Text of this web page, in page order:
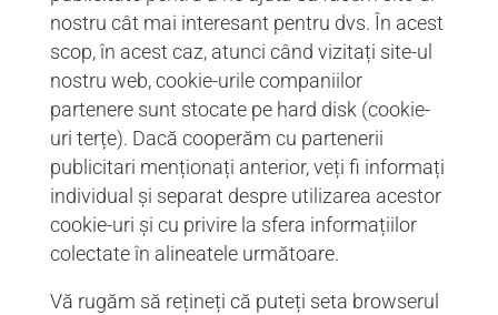
nostru cât mai interesant pentru dvs. În acest
scop, în acest caz, atunci când vizitați site-ul
nostru web, cookie-urile companiilor
partenere sunt stocate pe hard disk (cookie-
uri terțe). Dacă cooperăm cu partenerii
publicitari menționați anterior, veți fi informați
individual și separat despre utilizarea acestor
cookie-uri și cu privire la sfera informațiilor
colectate în alineatele următoare.
Vă rugăm să rețineți că puteți seta browserul